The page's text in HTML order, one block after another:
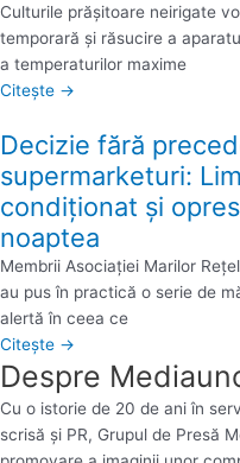
Culturile prăşitoare neirigate
temporară şi răsucire a
a temperaturilor maxime
Citește →
Decizie fără
supermarketuri:
condiţionat şi
noaptea
Membrii Asociaţiei Marilor
au pus în practică o serie de
alertă în ceea ce
Citește →
Despre
Cu o istorie de 20 de ani în
scrisă și PR, Grupul de Presă